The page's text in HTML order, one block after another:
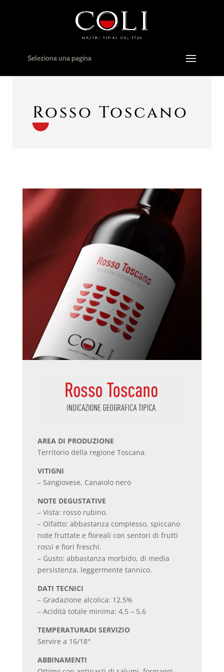
Seleziona una pagina
Rosso Toscano
AREA DI PRODUZIONE
Territorio della regione Toscana.
VITIGNI
– Sangiovese, Canaiolo nero
NOTE DEGUSTATIVE
– Vista: rosso rubino.
– Olfatto: abbastanza complesso, spiccano
note fruttate e floreali con sentori di frutti
rossi e fiori freschi.
– Gusto: abbastanza morbido, di media
persistenza, leggermente tannico.
DATI TECNICI
– Gradazione alcolica: 12,5%
– Acidità totale minima: 4,5 – 5,6
TEMPERATURADI SERVIZIO
Servire a 16/18°
ABBINAMENTI